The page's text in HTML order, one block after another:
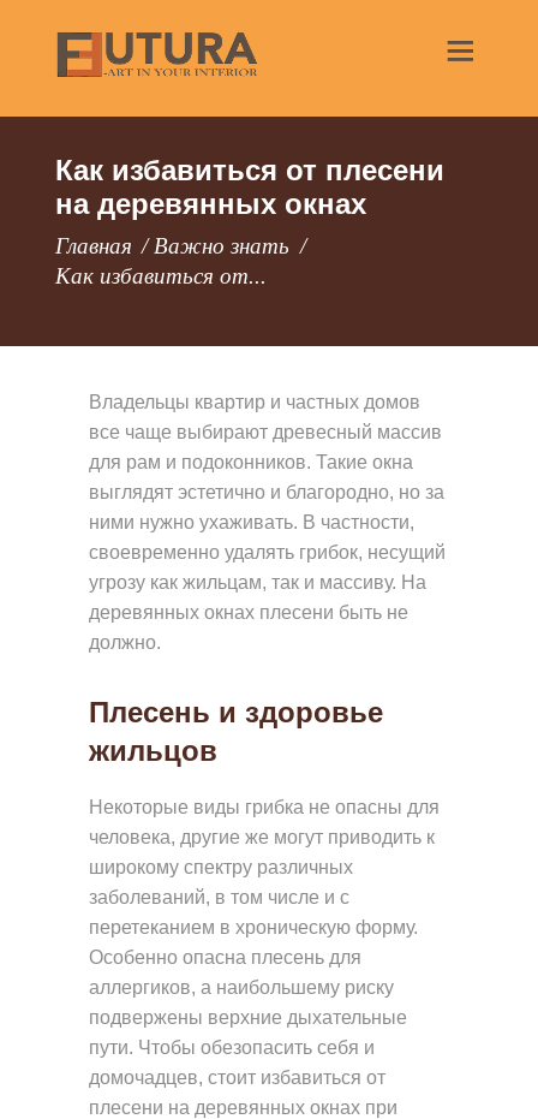
Как избавиться от плесени
на деревянных окнах
Главная
Важно знать
Как избавиться от...
Владельцы квартир и частных домов
все чаще выбирают древесный массив
для рам и подоконников. Такие окна
выглядят эстетично и благородно, но за
ними нужно ухаживать. В частности,
своевременно удалять грибок, несущий
угрозу как жильцам, так и массиву. На
деревянных окнах плесени быть не
должно.
Плесень и здоровье
жильцов
Некоторые виды грибка не опасны для
человека, другие же могут приводить к
широкому спектру различных
заболеваний, в том числе и с
перетеканием в хроническую форму.
Особенно опасна плесень для
аллергиков, а наибольшему риску
подвержены верхние дыхательные
пути. Чтобы обезопасить себя и
домочадцев, стоит избавиться от
плесени на деревянных окнах при